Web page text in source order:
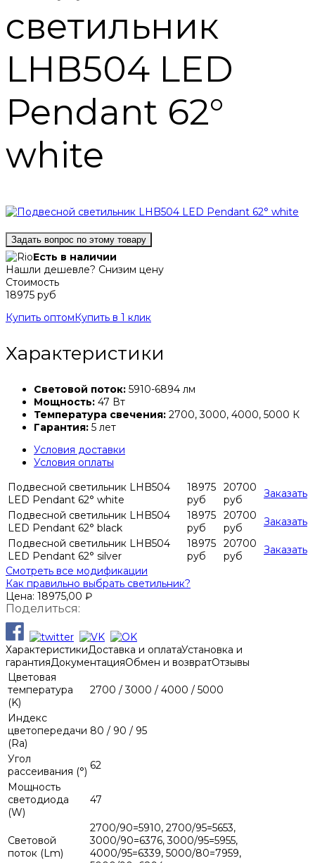
светильник
LHB504 LED
Pendant 62°
white
Задать вопрос по этому товару
Есть в наличии
Нашли дешевле? Снизим цену
Стоимость
18975 руб
Купить оптом Купить в 1 клик
Характеристики
Световой поток: 5910-6894 лм
Мощность: 47 Вт
Температура свечения: 2700, 3000, 4000, 5000 К
Гарантия: 5 лет
Условия доставки
Условия оплаты
Подвесной светильник LHB504
LED Pendant 62° white
18975
руб
20700
руб
Заказать
Подвесной светильник LHB504
LED Pendant 62° black
18975
руб
20700
руб
Заказать
Подвесной светильник LHB504
LED Pendant 62° silver
18975
руб
20700
руб
Заказать
Смотреть все модификации
Как правильно выбрать светильник?
Цена: 18975,00 ₽
Поделиться:
ХарактеристикиДоставка и оплатаУстановка и
гарантияДокументацияОбмен и возвратОтзывы
Цветовая
температура
(K)
2700 / 3000 / 4000 / 5000
Индекс
цветопередачи
(Ra)
80 / 90 / 95
Угол
рассеивания (°) 62
Мощность
светодиода
(W)
47
Световой
поток (Lm)
2700/90=5910, 2700/95=5653,
3000/90=6376, 3000/95=5955,
4000/95=6339, 5000/80=7959,